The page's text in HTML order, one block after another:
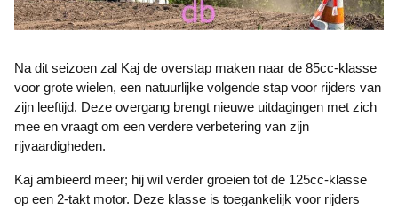
Na dit seizoen zal Kaj de overstap maken naar de 85cc-klasse
voor grote wielen, een natuurlijke volgende stap voor rijders van
zijn leeftijd. Deze overgang brengt nieuwe uitdagingen met zich
mee en vraagt om een verdere verbetering van zijn
rijvaardigheden.
Kaj ambieerd meer; hij wil verder groeien tot de 125cc-klasse
op een 2-takt motor. Deze klasse is toegankelijk voor rijders